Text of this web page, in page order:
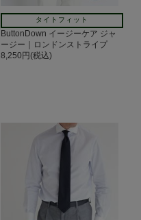
タイトフィット
ButtonDown イージーケア ジャ
ージー｜ロンドンストライプ
8,250円(税込)